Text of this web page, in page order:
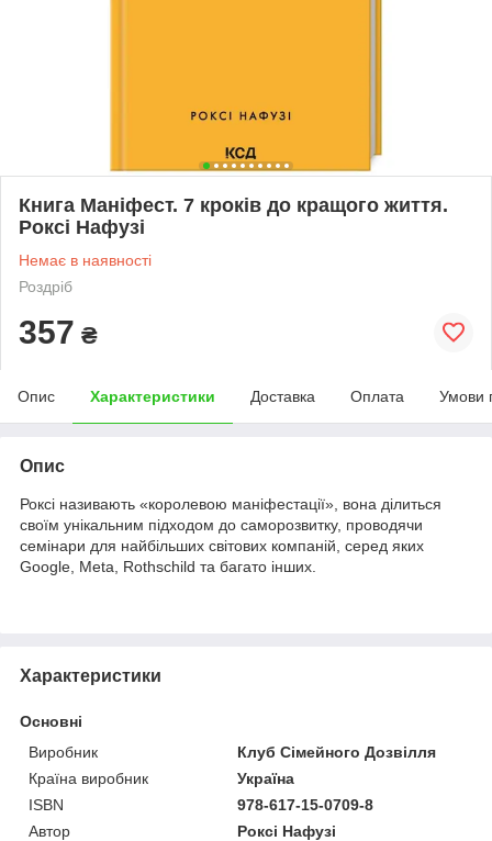
Книга Маніфест. 7 кроків до кращого життя.
Роксі Нафузі
Немає в наявності
Роздріб
357 ₴
Опис Характеристики Доставка Оплата Умови
Опис
Роксі називають «королевою маніфестації», вона ділиться
своїм унікальним підходом до саморозвитку, проводячи
семінари для найбільших світових компаній, серед яких
Google, Meta, Rothschild та багато інших.
Характеристики
Основні
Виробник
Клуб Сімейного Дозвілля
Країна виробник
Україна
ISBN
978-617-15-0709-8
Автор
Роксі Нафузі